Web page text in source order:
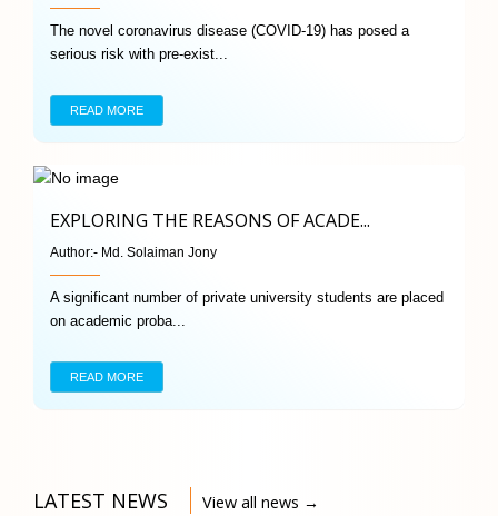
The novel coronavirus disease (COVID-19) has posed a
serious risk with pre-exist...
READ MORE
EXPLORING THE REASONS OF ACADE...
Author:- Md. Solaiman Jony
A significant number of private university students are placed
on academic proba...
READ MORE
LATEST NEWS View all news →